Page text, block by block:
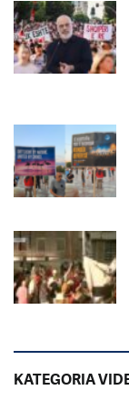
KATEGORIA